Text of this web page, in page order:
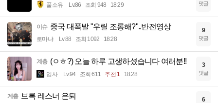
풀소유 Lv.86 조회 948 18:29 댓글
이슈 중국 대폭발 "우릴 조롱해?"..반전영상
로마냐 Lv.88 조회 1092 18:28
9
댓글
계층 (ㅇㅎ?) 오늘 하루 고생하셨습니다 여러분!!
입사 Lv.94 조회 611 추천 1 18:28
3
댓글
계층 브록 레스너 은퇴 6